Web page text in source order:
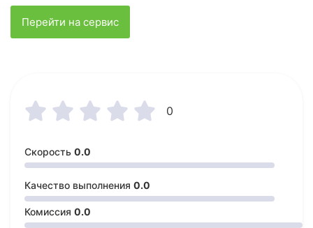
Перейти на сервис
0
    
Скорость 0.0
Качество выполнения 0.0
Комиссия 0.0